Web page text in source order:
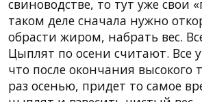
свиноводстве, то тут уже свои
таком деле сначала нужно
обрасти жиром, набрать вес.
Цыплят по осени считают. Все
что после окончания высокого
раз осенью, придет то самое